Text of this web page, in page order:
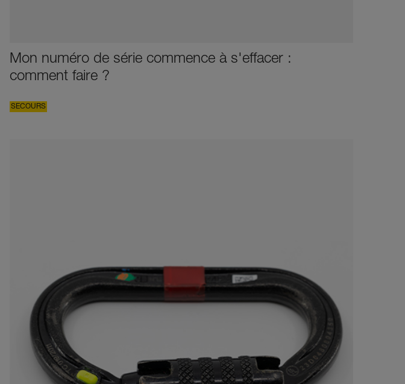
Mon numéro de série commence à s'effacer :
comment faire ?
SECOURS